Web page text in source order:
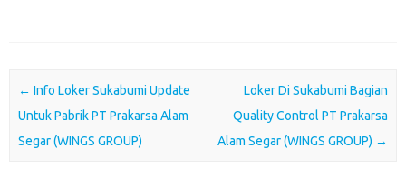
o
o
k
e
r
A
p
p
d
I
n
a
r
Post navigation
← Info Loker Sukabumi Update
Untuk Pabrik PT Prakarsa Alam
Segar (WINGS GROUP)
Loker Di Sukabumi Bagian
Quality Control PT Prakarsa
Alam Segar (WINGS GROUP) →